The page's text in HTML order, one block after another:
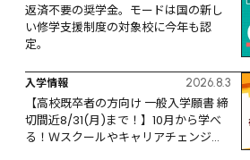
返済不要の奨学金。モードは国の新し
い修学支援制度の対象校に今年も認
定。
入学情報 2026.8.3
【高校既卒者の方向け 一般入学願書 締
切間近8/31(月)まで！】10月から学べ
る！Ｗスクールやキャリアチェンジな